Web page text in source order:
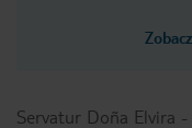
Servatur Doña Elvira -